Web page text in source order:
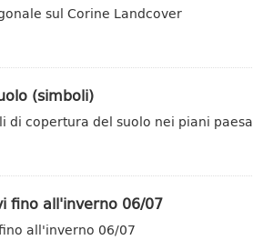
sul Corine Landcover
(simboli)
di copertura del suolo nei piani
fino all'inverno 06/07
all'inverno 06/07